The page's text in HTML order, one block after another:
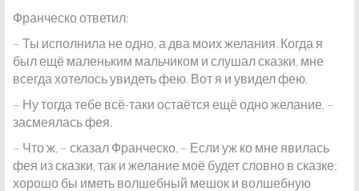
Франческо ответил:
– Ты исполнила не одно, а два моих желания. Когда я
был ещё маленьким мальчиком и слушал сказки, мне
всегда хотелось увидеть фею. Вот я и увидел фею.
– Ну тогда тебе всё-таки остаётся ещё одно желание, –
засмеялась фея.
– Что ж, – сказал Франческо. – Если уж ко мне явилась
фея из сказки, так и желание моё будет словно в сказке:
хорошо бы иметь волшебный мешок и волшебную